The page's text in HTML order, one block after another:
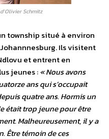
Schmitz
township situé à environ
Ils visitent
et entrent en
jeunes :« Nous avons
ans qui s’occupait
quatre ans. Hormis un
était trop jeune pour être
Malheureusement, il y a
Être témoin de ces